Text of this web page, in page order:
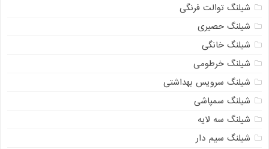
شیلنگ توالت فرنگی
شیلنگ حصیری
شیلنگ خانگی
شیلنگ خرطومی
شیلنگ سرویس بهداشتی
شیلنگ سمپاشی
شیلنگ سه لایه
شیلنگ سیم دار